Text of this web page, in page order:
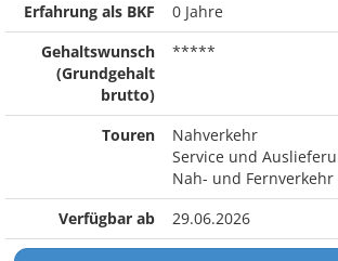
Erfahrung als BKF
0 Jahre
Gehaltswunsch
(Grundgehalt
brutto)
*****
Touren
Nahverkehr
Service und
Nah- und Fernverkehr
Verfügbar ab
29.06.2026